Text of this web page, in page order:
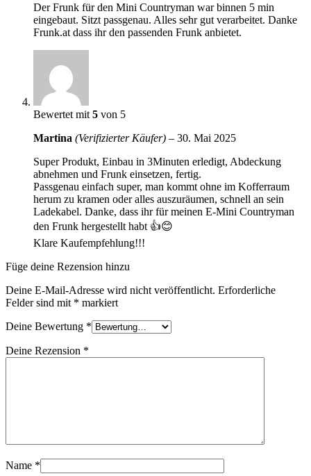
Der Frunk für den Mini Countryman war binnen 5 min
eingebaut. Sitzt passgenau. Alles sehr gut verarbeitet. Danke
Frunk.at dass ihr den passenden Frunk anbietet.
Bewertet mit 5 von 5
Martina (Verifizierter Käufer) – 30. Mai 2025
Super Produkt, Einbau in 3Minuten erledigt, Abdeckung
abnehmen und Frunk einsetzen, fertig.
Passgenau einfach super, man kommt ohne im Kofferraum
herum zu kramen oder alles auszuräumen, schnell an sein
Ladekabel. Danke, dass ihr für meinen E-Mini Countryman
den Frunk hergestellt habt 👍😊
Klare Kaufempfehlung!!!
Füge deine Rezension hinzu
Deine E-Mail-Adresse wird nicht veröffentlicht. Erforderliche
Felder sind mit * markiert
Deine Bewertung *
Deine Rezension *
Name *